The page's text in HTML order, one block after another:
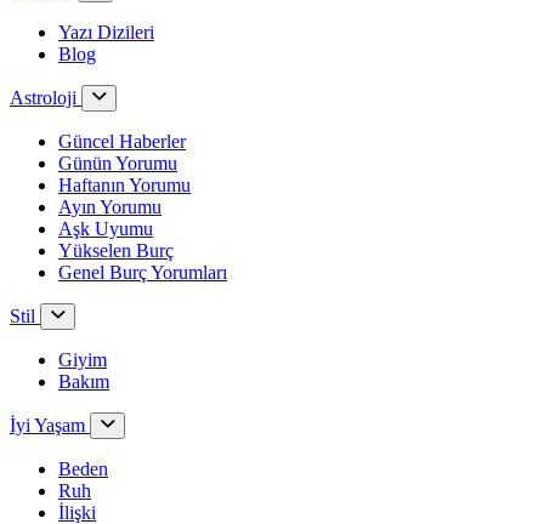
Yazı Dizileri
Blog
Astroloji
Güncel Haberler
Günün Yorumu
Haftanın Yorumu
Ayın Yorumu
Aşk Uyumu
Yükselen Burç
Genel Burç Yorumları
Stil
Giyim
Bakım
İyi Yaşam
Beden
Ruh
İlişki